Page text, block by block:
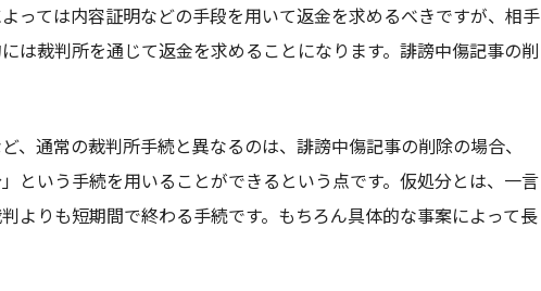
っては内容証明などの手段を用いて返金を求めるべきですが、相手
は裁判所を通じて返金を求めることになります。誹謗中傷記事の削
、通常の裁判所手続と異なるのは、誹謗中傷記事の削除の場合、
という手続を用いることができるという点です。仮処分とは、一言
よりも短期間で終わる手続です。もちろん具体的な事案によって長